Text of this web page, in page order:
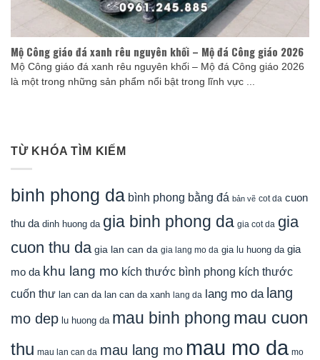
Mộ Công giáo đá xanh rêu nguyên khối – Mộ đá Công giáo 2026
Mộ Công giáo đá xanh rêu nguyên khối – Mộ đá Công giáo 2026
là một trong những sản phẩm nổi bật trong lĩnh vực ...
TỪ KHÓA TÌM KIẾM
binh phong da bình phong bằng đá bản vẽ cot da cuon
thu da dinh huong da gia binh phong da gia cot da gia
cuon thu da gia lan can da gia lang mo da gia lu huong da gia
mo da khu lang mo kích thước bình phong kích thước
cuốn thư lan can da lan can da xanh lang da lang mo da lang
mo dep lu huong da mau binh phong mau cuon
thu mau lan can da mau lang mo mau mo da mo